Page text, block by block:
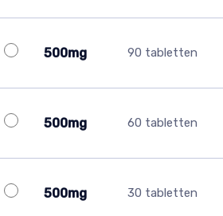
500mg 90 tabletten
500mg 60 tabletten
500mg 30 tabletten